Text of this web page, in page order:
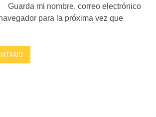
Guarda mi nombre, correo electrónico
para la próxima vez que